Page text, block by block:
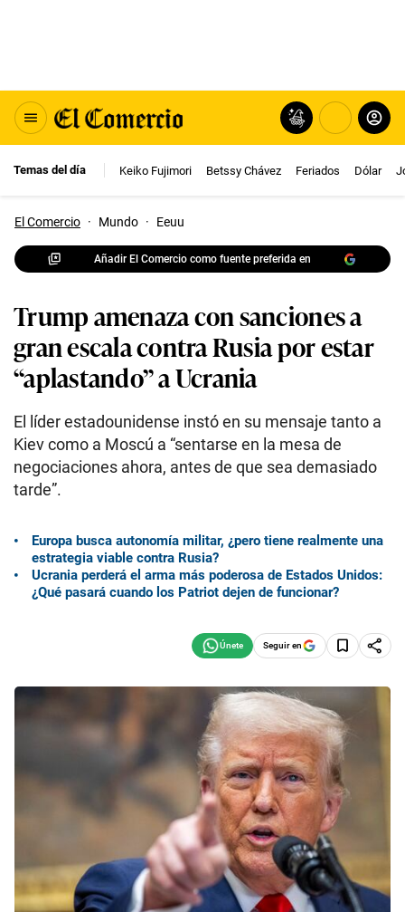
Temas del día Keiko Fujimori Betssy Chávez Feriados Dólar
El Comercio · Mundo · Eeuu
Añadir El Comercio como fuente preferida en
Trump amenaza con sanciones a
gran escala contra Rusia por estar
“aplastando” a Ucrania
El líder estadounidense instó en su mensaje tanto a
Kiev como a Moscú a “sentarse en la mesa de
negociaciones ahora, antes de que sea demasiado
tarde”.
Europa busca autonomía militar, ¿pero tiene realmente una
estrategia viable contra Rusia?
Ucrania perderá el arma más poderosa de Estados Unidos:
¿Qué pasará cuando los Patriot dejen de funcionar?
Seguir en